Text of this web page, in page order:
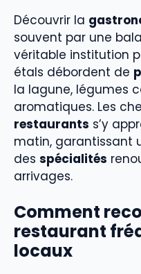
Découvrir la
souvent par une
véritable institution
étals débordent de
la lagune, légumes
aromatiques. Les
restaurants s’y
matin, garantissant
des spécialités
arrivages.
Comment
restaurant
locaux